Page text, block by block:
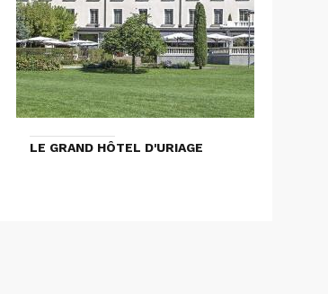
LE GRAND HÔTEL D'URIAGE